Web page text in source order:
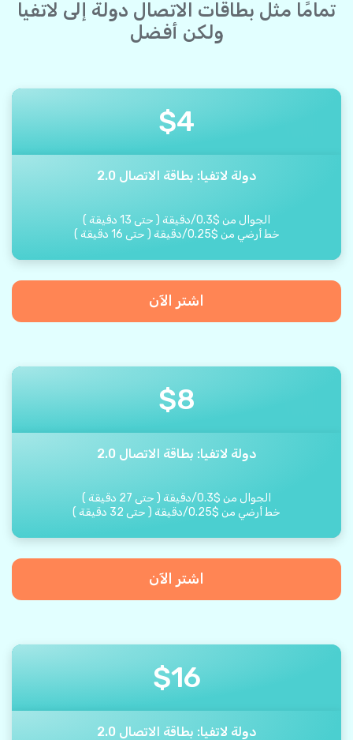
تمامًا مثل بطاقات الاتصال دولة إلى لاتفيا
ولكن أفضل
$4
دولة لاتفيا: بطاقة الاتصال 2.0
الجوال من $
0.3
/دقيقة ( حتى 13 دقيقة )
خط أرضي من $
0.25
/دقيقة ( حتى 16 دقيقة )
اشتر الآن
$8
دولة لاتفيا: بطاقة الاتصال 2.0
الجوال من $
0.3
/دقيقة ( حتى 27 دقيقة )
خط أرضي من $
0.25
/دقيقة ( حتى 32 دقيقة )
اشتر الآن
$16
دولة لاتفيا: بطاقة الاتصال 2.0